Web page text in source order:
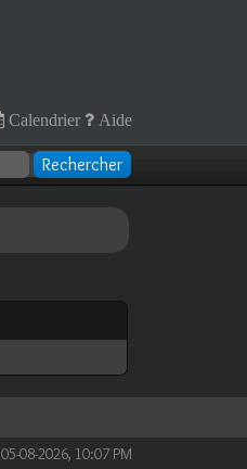
Calendrier Aide
05-08-2026, 10:07 PM